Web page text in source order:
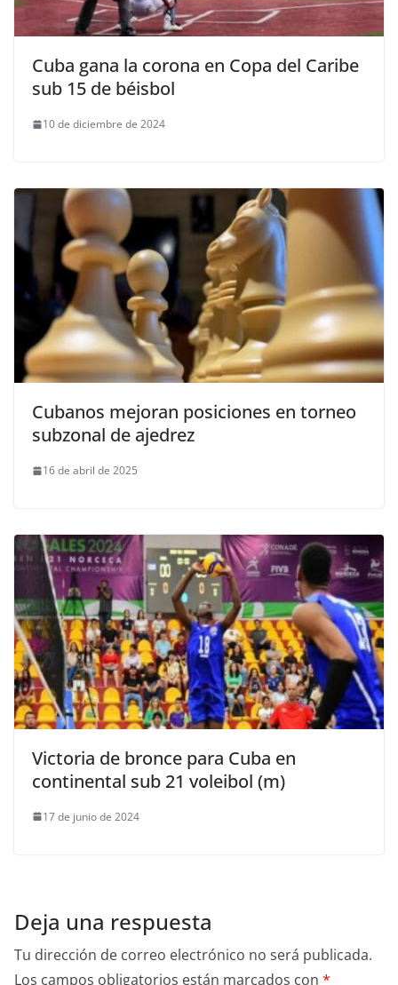
Cuba gana la corona en Copa del Caribe
sub 15 de béisbol
10 de diciembre de 2024
Cubanos mejoran posiciones en torneo
subzonal de ajedrez
16 de abril de 2025
Victoria de bronce para Cuba en
continental sub 21 voleibol (m)
17 de junio de 2024
Deja una respuesta
Tu dirección de correo electrónico no será publicada.
Los campos obligatorios están marcados con *